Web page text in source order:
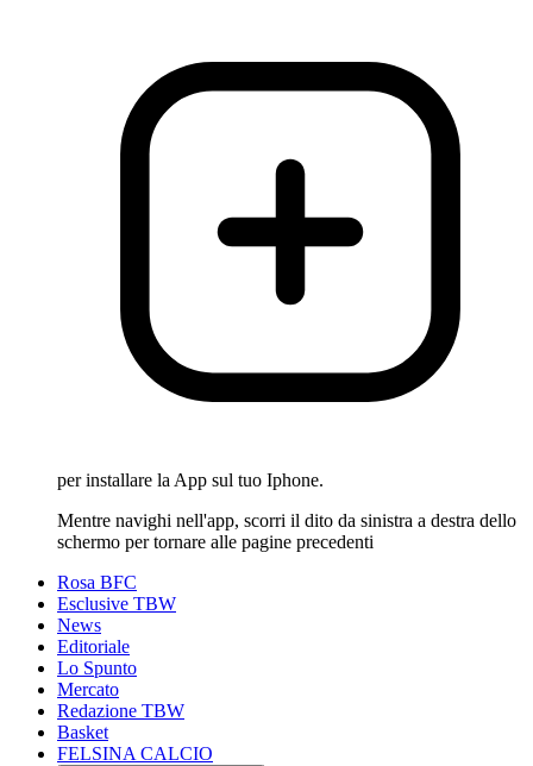
per installare la App sul tuo Iphone.
Mentre navighi nell'app, scorri il dito da sinistra a destra dello
schermo per tornare alle pagine precedenti
Rosa BFC
Esclusive TBW
News
Editoriale
Lo Spunto
Mercato
Redazione TBW
Basket
FELSINA CALCIO